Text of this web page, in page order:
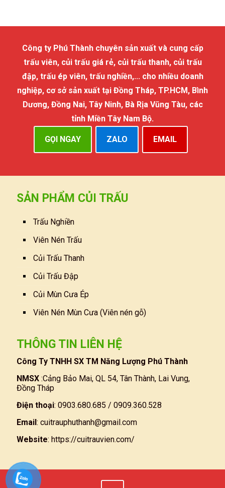
Công ty Phú Thành chuyên sản xuất và cung cấp
trấu viên, củi trấu giá rẻ, củi trấu thanh, củi trấu
đập, trấu ép viên, trấu nghiền,... cho nhiều doanh
nghiệp, cơ sở sản xuất tại Đồng Tháp, TP.HCM, Bình
Dương, Đồng Nai, Tây Ninh, Bà Rịa Vũng Tàu, các
tỉnh Miền Tây Nam Bộ.
GỌI NGAY ZALO EMAIL
SẢN PHẨM CỦI TRẤU
Trấu Nghiền
Viên Nén Trấu
Củi Trấu Thanh
Củi Trấu Đập
Củi Mùn Cưa Ép
Viên Nén Mùn Cưa (Viên nén gỗ)
THÔNG TIN LIÊN HỆ
Công Ty TNHH SX TM Năng Lượng Phú Thành
NMSX :Cảng Bảo Mai, QL 54, Tân Thành, Lai Vung,
Đồng Tháp
Điện thoại: 0903.680.685 / 0909.360.528
Email: cuitrauphuthanh@gmail.com
Website: https://cuitrauvien.com/